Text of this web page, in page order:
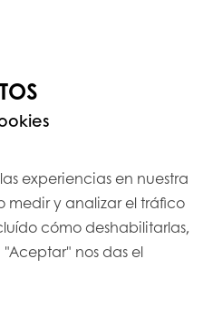
experiencias en nuestra
medir y analizar el tráfico
cómo deshabilitarlas,
nos das el